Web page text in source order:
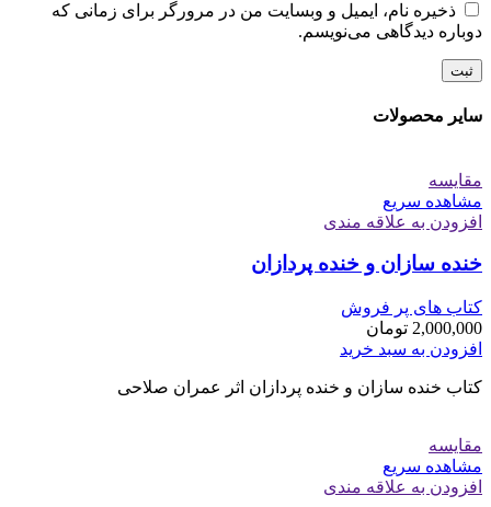
ذخیره نام، ایمیل و وبسایت من در مرورگر برای زمانی که
دوباره دیدگاهی می‌نویسم.
سایر محصولات
مقایسه
مشاهده سریع
افزودن به علاقه مندی
خنده سازان و خنده پردازان
کتاب های پر فروش
2,000,000 تومان
افزودن به سبد خرید
کتاب خنده سازان و خنده پردازان اثر عمران صلاحی
مقایسه
مشاهده سریع
افزودن به علاقه مندی